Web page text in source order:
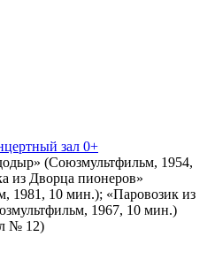
зал 0+
(Союзмультфильм, 1954,
из Дворца пионеров»
1981, 10 мин.); «Паровозик из
1967, 10 мин.)
№ 12)